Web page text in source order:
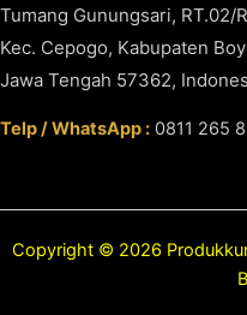
Tumang Gunungsari, RT.02/
Kec. Cepogo, Kabupaten
Jawa Tengah 57362,
Telp / WhatsApp : 0811 265
Copyright © 2026